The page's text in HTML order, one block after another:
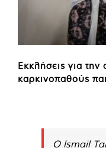
Εκκλήσεις για
καρκινοπαθούς
Ο lsmail